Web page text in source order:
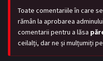
Toate comentariile în care
rămân la aprobarea
comentarii pentru a lăsa
ceilalți, dar ne și mulțumiți